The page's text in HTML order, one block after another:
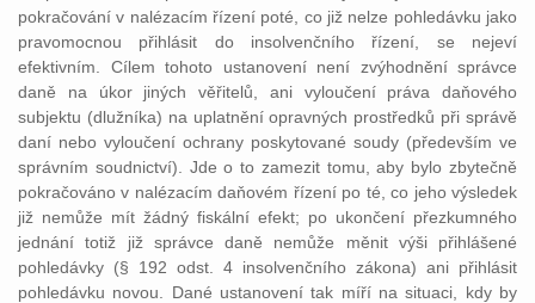
pokračování v nalézacím řízení poté, co již nelze pohledávku jako
pravomocnou přihlásit do insolvenčního řízení, se nejeví
efektivním. Cílem tohoto ustanovení není zvýhodnění správce
daně na úkor jiných věřitelů, ani vyloučení práva daňového
subjektu (dlužníka) na uplatnění opravných prostředků při správě
daní nebo vyloučení ochrany poskytované soudy (především ve
správním soudnictví). Jde o to zamezit tomu, aby bylo zbytečně
pokračováno v nalézacím daňovém řízení po té, co jeho výsledek
již nemůže mít žádný fiskální efekt; po ukončení přezkumného
jednání totiž již správce daně nemůže měnit výši přihlášené
pohledávky (§ 192 odst. 4 insolvenčního zákona) ani přihlásit
pohledávku novou. Dané ustanovení tak míří na situaci, kdy by